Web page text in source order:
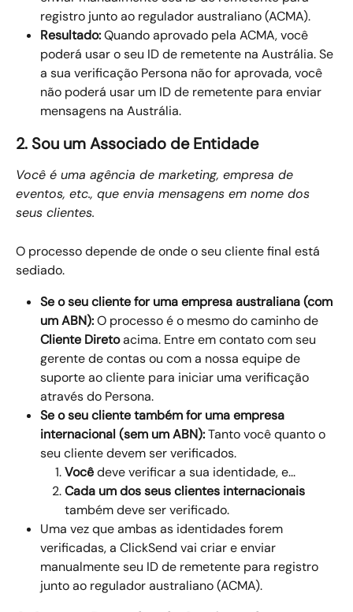
registro junto ao regulador australiano (ACMA).
Resultado: Quando aprovado pela ACMA, você
poderá usar o seu ID de remetente na Austrália. Se
a sua verificação Persona não for aprovada, você
não poderá usar um ID de remetente para enviar
mensagens na Austrália.
2. Sou um Associado de Entidade
Você é uma agência de marketing, empresa de
eventos, etc., que envia mensagens em nome dos
seus clientes.
O processo depende de onde o seu cliente final está
sediado.
Se o seu cliente for uma empresa australiana (com
um ABN): O processo é o mesmo do caminho de
Cliente Direto acima. Entre em contato com seu
gerente de contas ou com a nossa equipe de
suporte ao cliente para iniciar uma verificação
através do Persona.
Se o seu cliente também for uma empresa
internacional (sem um ABN): Tanto você quanto o
seu cliente devem ser verificados.
Você deve verificar a sua identidade, e...
Cada um dos seus clientes internacionais
também deve ser verificado.
Uma vez que ambas as identidades forem
verificadas, a ClickSend vai criar e enviar
manualmente seu ID de remetente para registro
junto ao regulador australiano (ACMA).